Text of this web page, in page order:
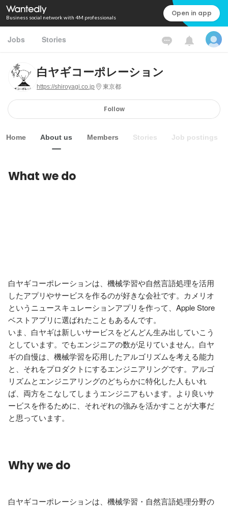
Business social network with 4M professionals Open in app
Jobs Stories
白ヤギコーポレーション
https://shiroyagi.co.jp 東京都
Follow
Home About us Members Stories Job postings
What we do
白ヤギコーポレーションは、機械学習や自然言語処理を活用
したアプリやサービスを作るのが好きな会社です。カメリオ
というニュースキュレーションアプリを作って、Apple Store
ベストアプリに選ばれたこともあるんです。
いま、白ヤギは新しいサービスをどんどん生み出していこう
としています。でもエンジニアの数が足りていません。白ヤ
ギの自慢は、機械学習を応用したアルゴリズムを考える能力
と、それをプロダクトにするエンジニアリングです。アルゴ
リズムとエンジニアリングのどちらかに特化した人もいれ
ば、両方をこなしてしまうエンジニアもいます。より良いサ
ービスを作るために、それぞれの強みを活かすことが大事だ
と思っています。
Why we do
白ヤギコーポレーションは、機械学習・自然言語処理分野の